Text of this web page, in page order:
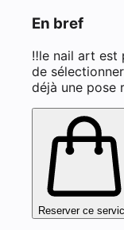
En bref
‼️le nail art est
de
déjà une pose
Reserver ce